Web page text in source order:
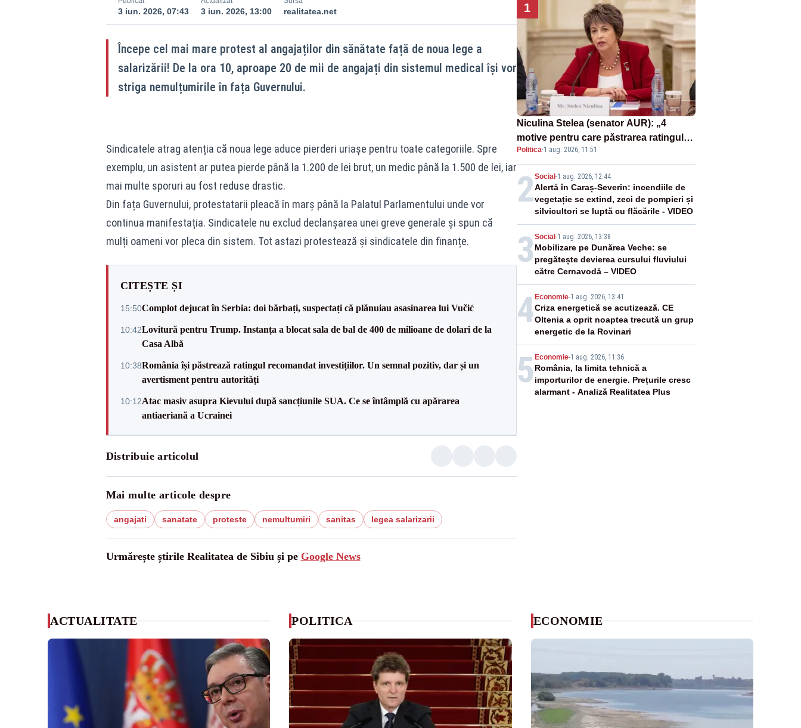
3 iun. 2026, 07:43 3 iun. 2026, 13:00 realitatea.net
Începe cel mai mare protest al angajaților din sănătate față de noua lege a
salarizării! De la ora 10, aproape 20 de mii de angajați din sistemul medical își vor
striga nemulțumirile în fața Guvernului.
Sindicatele atrag atenția că noua lege aduce pierderi uriașe pentru toate categoriile. Spre
exemplu, un asistent ar putea pierde până la 1.200 de lei brut, un medic până la 1.500 de lei, iar
mai multe sporuri au fost reduse drastic.
Din fața Guvernului, protestatarii pleacă în marș până la Palatul Parlamentului unde vor
continua manifestația. Sindicatele nu exclud declanșarea unei greve generale și spun că
mulți oameni vor pleca din sistem. Tot astazi protestează și sindicatele din finanțe.
CITEȘTE ȘI
15:50Complot dejucat în Serbia: doi bărbați, suspectați că plănuiau asasinarea lui Vučić
10:42Lovitură pentru Trump. Instanța a blocat sala de bal de 400 de milioane de dolari de la
Casa Albă
10:38România își păstrează ratingul recomandat investițiilor. Un semnal pozitiv, dar și un
avertisment pentru autorități
10:12Atac masiv asupra Kievului după sancțiunile SUA. Ce se întâmplă cu apărarea
antiaeriană a Ucrainei
Distribuie articolul
Mai multe articole despre
angajati sanatate proteste nemultumiri sanitas legea salarizarii
Urmărește știrile Realitatea de Sibiu și pe Google News
1
Niculina Stelea (senator AUR): „4
motive pentru care păstrarea ratingului
de țară nu este o reușită pentru
Guvernul Bolojan”
Politica·1 aug. 2026, 11:51
2Social -1 aug. 2026, 12:44
Alertă în Caraș-Severin: incendiile de
vegetație se extind, zeci de pompieri și
silvicultori se luptă cu flăcările - VIDEO
3 Social -1 aug. 2026, 13:38
Mobilizare pe Dunărea Veche: se
pregătește devierea cursului fluviului
către Cernavodă – VIDEO
4 Economie-1 aug. 2026, 13:41
Criza energetică se acutizează. CE
Oltenia a oprit noaptea trecută un grup
energetic de la Rovinari
5 Economie-1 aug. 2026, 11:36
România, la limita tehnică a
importurilor de energie. Prețurile cresc
alarmant - Analiză Realitatea Plus
ACTUALITATE POLITICA ECONOMIE